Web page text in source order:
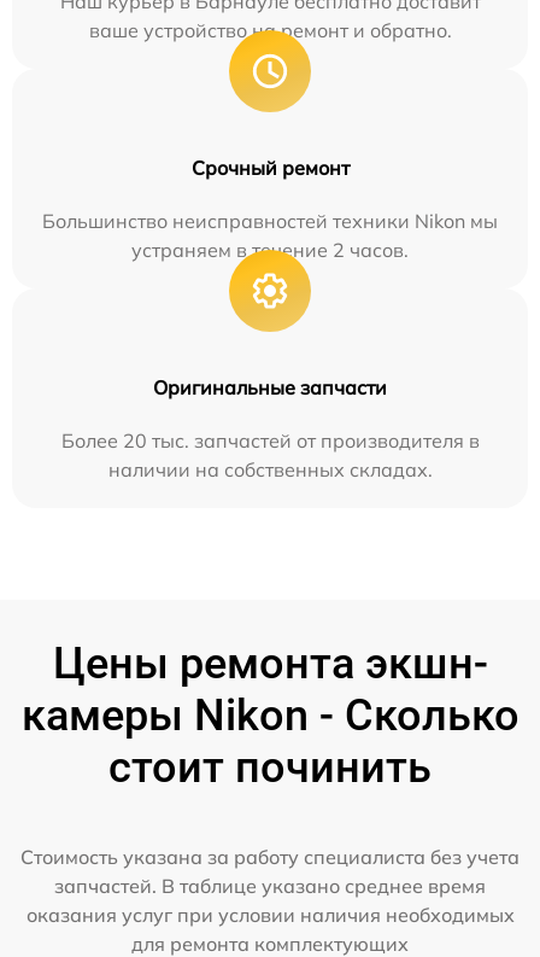
ваше устройство на ремонт и обратно.
Срочный ремонт
Большинство неисправностей техники Nikon мы
устраняем в течение 2 часов.
Оригинальные запчасти
Более 20 тыс. запчастей от производителя в
наличии на собственных складах.
Цены ремонта экшн-
камеры Nikon - Сколько
стоит починить
Стоимость указана за работу специалиста без учета
запчастей. В таблице указано среднее время
оказания услуг при условии наличия необходимых
для ремонта комплектующих